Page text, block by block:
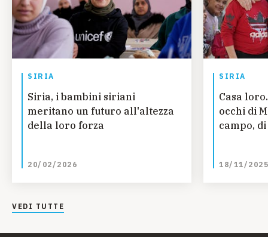
SIRIA
Siria, i bambini siriani
meritano un futuro all'altezza
della loro forza
20/02/2026
SIRIA
Casa
occhi di
campo,
18/11/2025
VEDI TUTTE